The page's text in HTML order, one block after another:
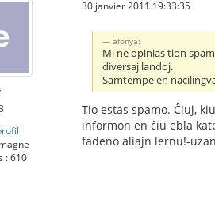
: 610
30 janvier 2011 19:33:35
afonya:
Mi ne opinias tion
diversaj landoj.
Samtempe en
Tio estas spamo. Ĉiuj,
informon en ĉiu ebla
fadeno aliajn lernu!-